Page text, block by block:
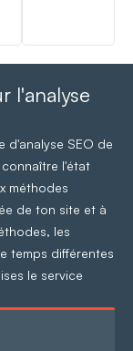
l'analyse
d'analyse SEO de
l'état
méthodes
de ton site et à
les
temps différentes
le service